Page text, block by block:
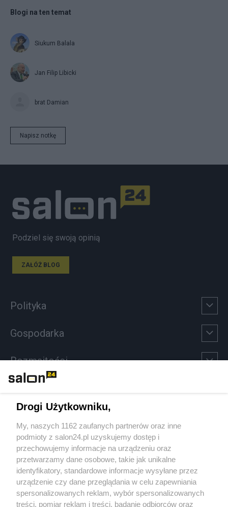
Blogi na ten temat
Siukum Balala
Jan Filip Libicki
brat Damian
Napisz notkę
Podziel się swoją opinią
ZAŁÓŻ BLOG
Polityka
Gospodarka
Rozmaitości
Sport
Społeczeństwo
Kultura
Drogi Użytkowniku,
My, naszych 1162 zaufanych partnerów oraz inne
podmioty z salon24.pl uzyskujemy dostęp i
przechowujemy informacje na urządzeniu oraz
przetwarzamy dane osobowe, takie jak unikalne
identyfikatory, standardowe informacje wysyłane przez
urządzenie czy dane przeglądania w celu zapewniania
spersonalizowanych reklam, wybór spersonalizowanych
treści, pomiar reklam i treści, badanie odbiorców oraz